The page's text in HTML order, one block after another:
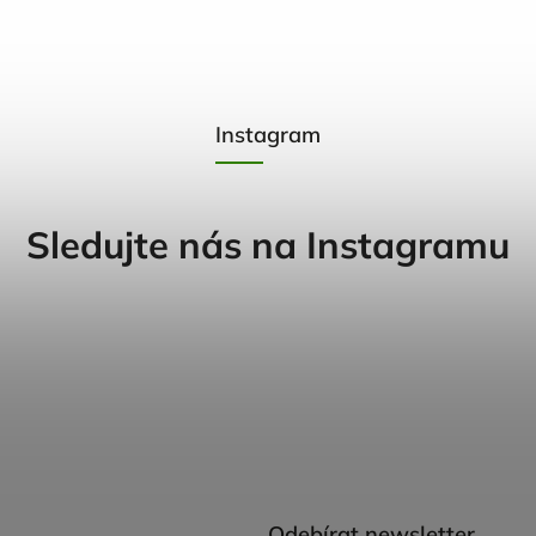
Instagram
Sledujte nás na Instagramu